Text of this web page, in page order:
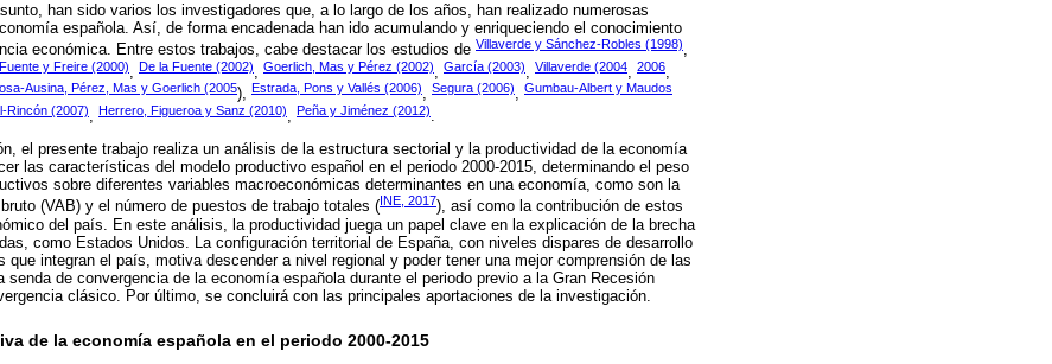
han sido varios los investigadores que, a lo largo de los años, han realizado numerosas
española. Así, de forma encadenada han ido acumulando y enriqueciendo el conocimiento
económica. Entre estos trabajos, cabe destacar los estudios de Villaverde y Sánchez-Robles (1998),
y Freire (2000), De la Fuente (2002), Goerlich, Mas y Pérez (2002), García (2003), Villaverde (2004, 2006,
Ausina, Pérez, Mas y Goerlich (2005), Estrada, Pons y Vallés (2006), Segura (2006), Gumbau-Albert y Maudos
Rincón (2007), Herrero, Figueroa y Sanz (2010), Peña y Jiménez (2012).
el presente trabajo realiza un análisis de la estructura sectorial y la productividad de la economía
las características del modelo productivo español en el periodo 2000-2015, determinando el peso
sobre diferentes variables macroeconómicas determinantes en una economía, como son la
(VAB) y el número de puestos de trabajo totales (INE, 2017), así como la contribución de estos
del país. En este análisis, la productividad juega un papel clave en la explicación de la brecha
como Estados Unidos. La configuración territorial de España, con niveles dispares de desarrollo
que integran el país, motiva descender a nivel regional y poder tener una mejor comprensión de las
senda de convergencia de la economía española durante el periodo previo a la Gran Recesión
clásico. Por último, se concluirá con las principales aportaciones de la investigación.
de la economía española en el periodo 2000-2015